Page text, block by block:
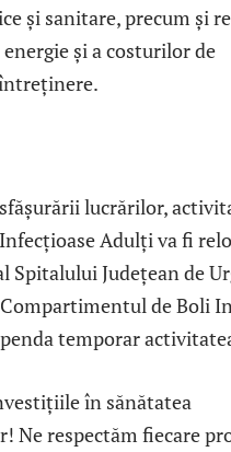
și sanitare, precum și
și a costurilor de
lucrărilor,
Adulți va fi
Spitalului Județean de
de Boli
temporar
în sănătatea
Ne respectăm fiecare